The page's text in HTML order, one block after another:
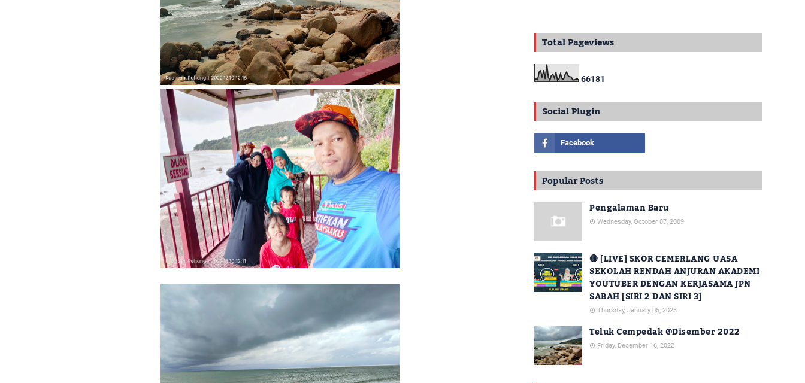
Total Pageviews
66181
Social Plugin
Popular Posts
Pengalaman Baru
Wednesday, October 07, 2009
🔴 [LIVE] SKOR CEMERLANG UASA
SEKOLAH RENDAH ANJURAN AKADEMI
YOUTUBER DENGAN KERJASAMA JPN
SABAH [SIRI 2 DAN SIRI 3]
Thursday, January 05, 2023
Teluk Cempedak @Disember 2022
Friday, December 16, 2022